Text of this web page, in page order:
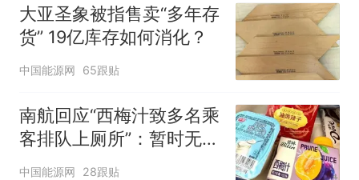
大亚圣象被指售卖“多年存
货” 19亿库存如何消化？
中国能源网 65跟贴
南航回应“西梅汁致多名乘
客排队上厕所”：暂时无法
核查是否发放西梅汁
中国能源网 28跟贴